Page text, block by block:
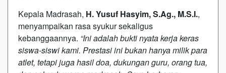
Kepala Madrasah, H. Yusuf Hasyim, S.Ag., M.S.I.,
menyampaikan rasa syukur sekaligus
kebanggaannya. “Ini adalah bukti nyata kerja keras
siswa-siswi kami. Prestasi ini bukan hanya milik para
atlet, tetapi juga hasil doa, dukungan guru, orang tua,